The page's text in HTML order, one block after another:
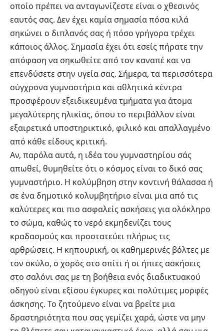
οποίο πρέπει να ανταγωνίζεστε είναι ο χθεσινός
εαυτός σας. Δεν έχει καμία σημασία πόσα κιλά
σηκώνει ο διπλανός σας ή πόσο γρήγορα τρέχει
κάποιος άλλος. Σημασία έχει ότι εσείς πήρατε την
απόφαση να σηκωθείτε από τον καναπέ και να
επενδύσετε στην υγεία σας. Σήμερα, τα περισσότερα
σύγχρονα γυμναστήρια και αθλητικά κέντρα
προσφέρουν εξειδικευμένα τμήματα για άτομα
μεγαλύτερης ηλικίας, όπου το περιβάλλον είναι
εξαιρετικά υποστηρικτικό, φιλικό και απαλλαγμένο
από κάθε είδους κριτική.
Αν, παρόλα αυτά, η ιδέα του γυμναστηρίου σάς
απωθεί, θυμηθείτε ότι ο κόσμος είναι το δικό σας
γυμναστήριο. Η κολύμβηση στην κοντινή θάλασσα ή
σε ένα δημοτικό κολυμβητήριο είναι μια από τις
καλύτερες και πιο ασφαλείς ασκήσεις για ολόκληρο
το σώμα, καθώς το νερό εκμηδενίζει τους
κραδασμούς και προστατεύει πλήρως τις
αρθρώσεις. Η κηπουρική, οι καθημερινές βόλτες με
τον σκύλο, ο χορός στο σπίτι ή οι ήπιες ασκήσεις
στο σαλόνι σας με τη βοήθεια ενός διαδικτυακού
οδηγού είναι εξίσου έγκυρες και πολύτιμες μορφές
άσκησης. Το ζητούμενο είναι να βρείτε μια
δραστηριότητα που σας γεμίζει χαρά, ώστε να μην